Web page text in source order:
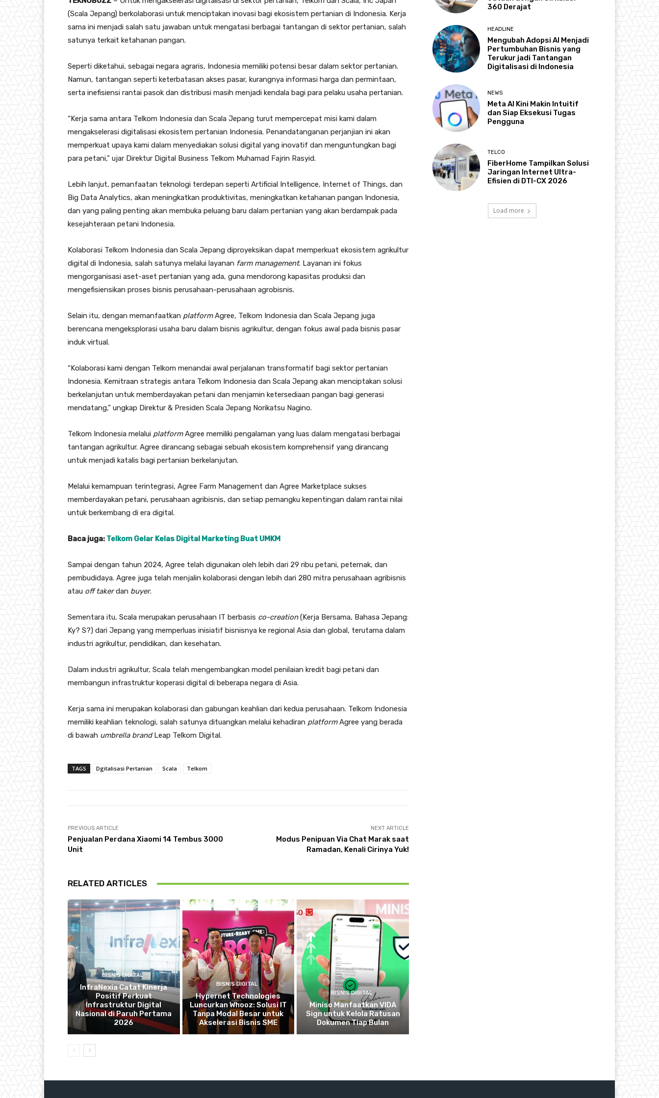
(Scala Jepang) berkolaborasi untuk menciptakan inovasi bagi ekosistem pertanian di Indonesia. Kerja
sama ini menjadi salah satu jawaban untuk mengatasi berbagai tantangan di sektor pertanian, salah
satunya terkait ketahanan pangan.
Seperti diketahui, sebagai negara agraris, Indonesia memiliki potensi besar dalam sektor pertanian.
Namun, tantangan seperti keterbatasan akses pasar, kurangnya informasi harga dan permintaan,
serta inefisiensi rantai pasok dan distribusi masih menjadi kendala bagi para pelaku usaha pertanian.
“Kerja sama antara Telkom Indonesia dan Scala Jepang turut mempercepat misi kami dalam
mengakselerasi digitalisasi ekosistem pertanian Indonesia. Penandatanganan perjanjian ini akan
memperkuat upaya kami dalam menyediakan solusi digital yang inovatif dan menguntungkan bagi
para petani,” ujar Direktur Digital Business Telkom Muhamad Fajrin Rasyid.
Lebih lanjut, pemanfaatan teknologi terdepan seperti Artificial Intelligence, Internet of Things, dan
Big Data Analytics, akan meningkatkan produktivitas, meningkatkan ketahanan pangan Indonesia,
dan yang paling penting akan membuka peluang baru dalam pertanian yang akan berdampak pada
kesejahteraan petani Indonesia.
Kolaborasi Telkom Indonesia dan Scala Jepang diproyeksikan dapat memperkuat ekosistem agrikultur
digital di Indonesia, salah satunya melalui layanan farm management. Layanan ini fokus
mengorganisasi aset-aset pertanian yang ada, guna mendorong kapasitas produksi dan
mengefisiensikan proses bisnis perusahaan-perusahaan agrobisnis.
Selain itu, dengan memanfaatkan platformAgree, Telkom Indonesia dan Scala Jepang juga
berencana mengeksplorasi usaha baru dalam bisnis agrikultur, dengan fokus awal pada bisnis pasar
induk virtual.
“Kolaborasi kami dengan Telkom menandai awal perjalanan transformatif bagi sektor pertanian
Indonesia. Kemitraan strategis antara Telkom Indonesia dan Scala Jepang akan menciptakan solusi
berkelanjutan untuk memberdayakan petani dan menjamin ketersediaan pangan bagi generasi
mendatang,” ungkap Direktur & Presiden Scala Jepang Norikatsu Nagino.
Telkom Indonesia melalui platformAgree memiliki pengalaman yang luas dalam mengatasi berbagai
tantangan agrikultur. Agree dirancang sebagai sebuah ekosistem komprehensif yang dirancang
untuk menjadi katalis bagi pertanian berkelanjutan.
Melalui kemampuan terintegrasi, Agree Farm Management dan Agree Marketplace sukses
memberdayakan petani, perusahaan agribisnis, dan setiap pemangku kepentingan dalam rantai nilai
untuk berkembang di era digital.
Baca juga: Telkom Gelar Kelas Digital Marketing Buat UMKM
Sampai dengan tahun 2024, Agree telah digunakan oleh lebih dari 29 ribu petani, peternak, dan
pembudidaya. Agree juga telah menjalin kolaborasi dengan lebih dari 280 mitra perusahaan agribisnis
atau off takerdan buyer.
Sementara itu, Scala merupakan perusahaan IT berbasis co-creation(Kerja Bersama, Bahasa Jepang:
Ky? S?) dari Jepang yang memperluas inisiatif bisnisnya ke regional Asia dan global, terutama dalam
industri agrikultur, pendidikan, dan kesehatan.
Dalam industri agrikultur, Scala telah mengembangkan model penilaian kredit bagi petani dan
membangun infrastruktur koperasi digital di beberapa negara di Asia.
Kerja sama ini merupakan kolaborasi dan gabungan keahlian dari kedua perusahaan. Telkom Indonesia
memiliki keahlian teknologi, salah satunya dituangkan melalui kehadiran platformAgree yang berada
di bawah umbrella brandLeap Telkom Digital.
TAGS Dgitalisasi Pertanian Scala Telkom
PREVIOUS ARTICLE
Penjualan Perdana Xiaomi 14 Tembus 3000
Unit
NEXT ARTICLE
Modus Penipuan Via Chat Marak saat
Ramadan, Kenali Cirinya Yuk!
RELATED ARTICLES
BISNIS DIGITAL
InfraNexia Catat Kinerja
Positif Perkuat
Infrastruktur Digital
Nasional di Paruh Pertama
2026
BISNIS DIGITAL
Hypernet Technologies
Luncurkan Whooz: Solusi IT
Tanpa Modal Besar untuk
Akselerasi Bisnis SME
BISNIS DIGITAL
Miniso Manfaatkan VIDA
Sign untuk Kelola Ratusan
Dokumen Tiap Bulan
360 Derajat
HEADLINE
Mengubah Adopsi AI Menjadi
Pertumbuhan Bisnis yang
Terukur jadi Tantangan
Digitalisasi di Indonesia
NEWS
Meta AI Kini Makin Intuitif
dan Siap Eksekusi Tugas
Pengguna
TELCO
FiberHome Tampilkan Solusi
Jaringan Internet Ultra-
Efisien di DTI-CX 2026
Load more